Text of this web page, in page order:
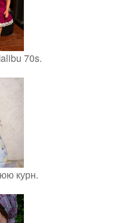
70s.
курн.